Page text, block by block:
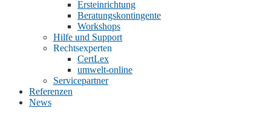
Ersteinrichtung
Beratungskontingente
Workshops
Hilfe und Support
Rechtsexperten
CertLex
umwelt-online
Servicepartner
Referenzen
News